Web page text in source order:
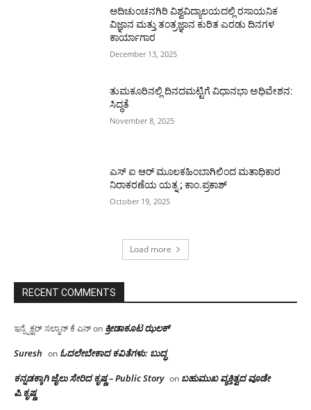
ಆದಿಚುಂಚನಗಿರಿ ವಿಶ್ವವಿದ್ಯಾಲಯದಲ್ಲಿ ರಸಾಯನಿಕ
ವಿಜ್ಞಾನ ಮತ್ತು ತಂತ್ರಜ್ಞಾನ ಕುರಿತ ಎರಡು ದಿನಗಳ
ಕಾರ್ಯಾಗಾರ
December 13, 2025
ತುಮಕೂರಿನಲ್ಲಿ ದಿನದಮಟ್ಟಿಗೆ ವಿಧಾನಭಾ ಅಧಿವೇಶನ:
ಸಿದ್ಧತೆ
November 8, 2025
ಎಸ್ ಐ ಆರ್ ಮೂಲಕಹಿಂಬಾಗಿಲಿಂದ ಮತಾಧಿಕಾರ
ನಿರಾಕರಣೆಯ ಯತ್ನ ; ಕಾಂ.ಪ್ರಕಾಶ್
October 19, 2025
Load more
RECENT COMMENTS
ಇನ್ಸ್ಪೆಕ್ಟರ್ ಸಲ್ಮಾನ್ ಕೆ ಎನ್on ಕ್ರೀಡಾಕೂಟ ಝಲಕ್
Suresh on ಓದಲೇಬೇಕಾದ‌ ಕವಿತೆಗಳು: ಬುದ್ಧ
ಕನ್ನಡಕ್ಕಾಗಿ ಜೈಲು ಸೇರಿದ ಕೃಷ್ಣ – Public Story on ಬಹುಮುಖ ವ್ಯಕ್ತಿತ್ವದ ವೂಡೇ
ಪಿ.ಕೃಷ್ಣ